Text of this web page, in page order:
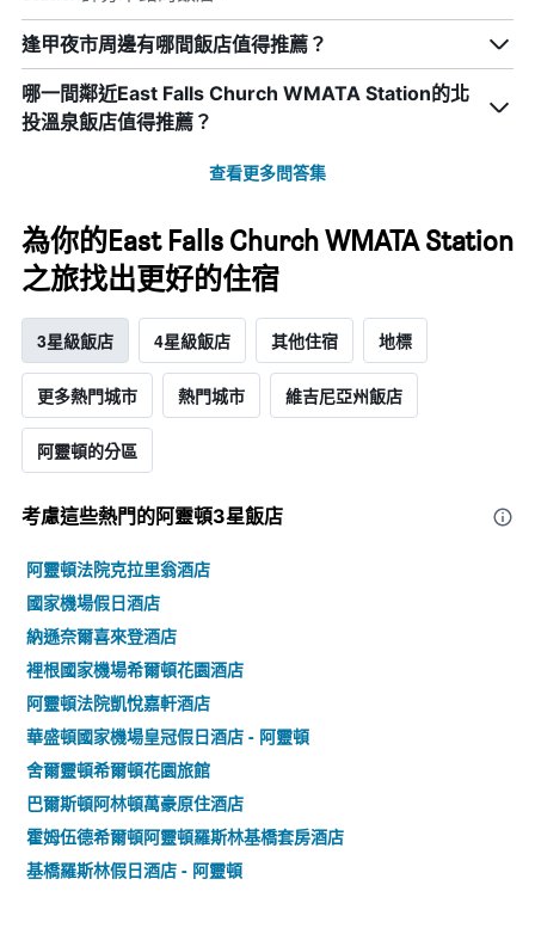
逢甲夜市周邊有哪間飯店值得推薦？
哪一間鄰近East Falls Church WMATA Station的北
投溫泉飯店值得推薦？
查看更多問答集
為你的East Falls Church WMATA Station
之旅找出更好的住宿
3星級飯店 4星級飯店 其他住宿 地標
更多熱門城市 熱門城市 維吉尼亞州飯店
阿靈頓的分區
考慮這些熱門的阿靈頓3星​飯店
阿靈頓法院克拉里翁酒店
國家機場假日酒店
納遜奈爾喜來登酒店
裡根國家機場希爾頓花園酒店
阿靈頓法院凱悅嘉軒酒店
華盛頓國家機場皇冠假日酒店 - 阿靈頓
舍爾靈頓希爾頓花園旅館
巴爾斯頓阿林頓萬豪原住酒店
霍姆伍德希爾頓阿靈頓羅斯林基橋套房酒店
基橋羅斯林假日酒店 - 阿靈頓